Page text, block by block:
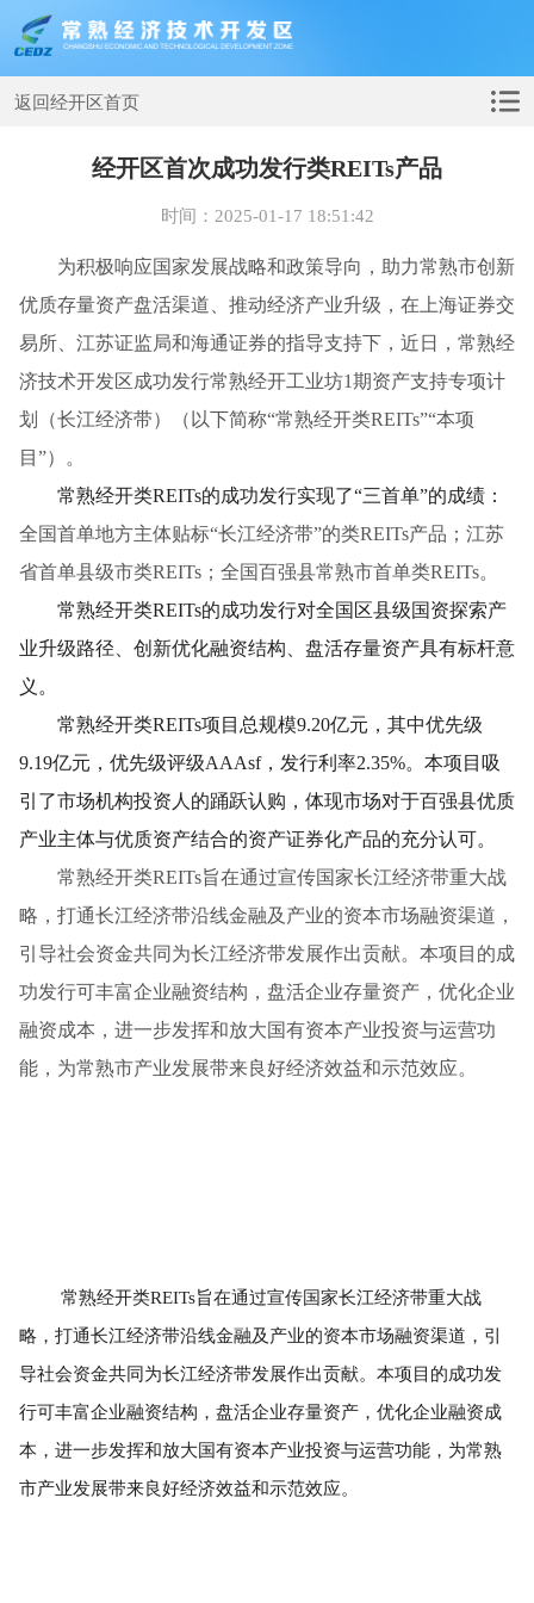
返回经开区首页
经开区首次成功发行类REITs产品
时间：2025-01-17 18:51:42
为积极响应国家发展战略和政策导向，助力常熟市创新
优质存量资产盘活渠道、推动经济产业升级，在上海证券交
易所、江苏证监局和海通证券的指导支持下，近日，常熟经
济技术开发区成功发行常熟经开工业坊1期资产支持专项计
划（长江经济带）（以下简称“常熟经开类REITs”“本项
目”）。
常熟经开类REITs的成功发行实现了“三首单”的成绩：
全国首单地方主体贴标“长江经济带”的类REITs产品；江苏
省首单县级市类REITs；全国百强县常熟市首单类REITs。
常熟经开类REITs的成功发行对全国区县级国资探索产
业升级路径、创新优化融资结构、盘活存量资产具有标杆意
义。
常熟经开类REITs项目总规模9.20亿元，其中优先级
9.19亿元，优先级评级AAAsf，发行利率2.35%。本项目吸
引了市场机构投资人的踊跃认购，体现市场对于百强县优质
产业主体与优质资产结合的资产证券化产品的充分认可。
常熟经开类REITs旨在通过宣传国家长江经济带重大战
略，打通长江经济带沿线金融及产业的资本市场融资渠道，
引导社会资金共同为长江经济带发展作出贡献。本项目的成
功发行可丰富企业融资结构，盘活企业存量资产，优化企业
融资成本，进一步发挥和放大国有资本产业投资与运营功
能，为常熟市产业发展带来良好经济效益和示范效应。
常熟经开类REITs旨在通过宣传国家长江经济带重大战
略，打通长江经济带沿线金融及产业的资本市场融资渠道，引
导社会资金共同为长江经济带发展作出贡献。本项目的成功发
行可丰富企业融资结构，盘活企业存量资产，优化企业融资成
本，进一步发挥和放大国有资本产业投资与运营功能，为常熟
市产业发展带来良好经济效益和示范效应。